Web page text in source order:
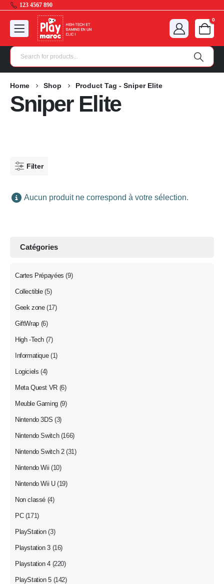
123 4567 890
0
Home Shop Product Tag - Sniper Elite
Sniper Elite
Filter
Aucun produit ne correspond à votre sélection.
Catégories
Cartes Prépayées (9)
Collectible (5)
Geek zone (17)
GiftWrap (6)
High -Tech (7)
Informatique (1)
Logiciels (4)
Meta Quest VR (6)
Meuble Gaming (9)
Nintendo 3DS (3)
Nintendo Switch (166)
Nintendo Switch 2 (31)
Nintendo Wii (10)
Nintendo Wii U (19)
Non classé (4)
PC (171)
PlayStation (3)
Playstation 3 (16)
Playstation 4 (220)
PlayStation 5 (142)